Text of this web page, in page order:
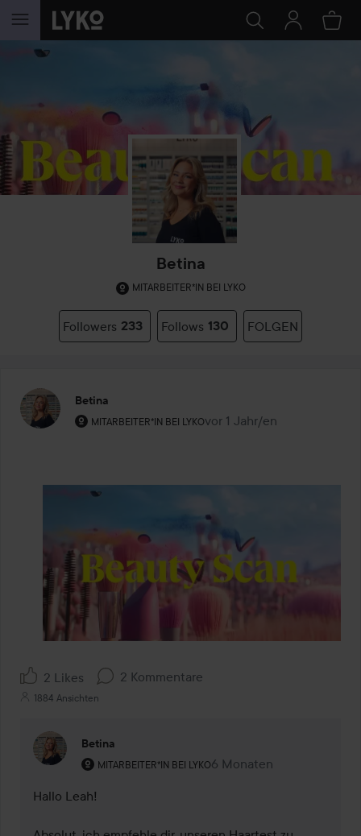
WEITER ZU INHALT
Betina
MITARBEITER*IN BEI LYKO
Followers 233 Follows 130 FOLGEN
Betina
MITARBEITER*IN BEI LYKO
Rolle des Benutzers: Mitarbeiter*in bei Lyko.
vor 1 Jahr/en
Der Beitrag wurde vor 1
2 Likes 2 Kommentare
1884 Ansichten
Betina
MITARBEITER*IN BEI LYKO
Rolle des Benutzers: Mitarbeiter*in bei Lyko.
6 Monaten
Kommentaren lades 6
Hallo Leah!